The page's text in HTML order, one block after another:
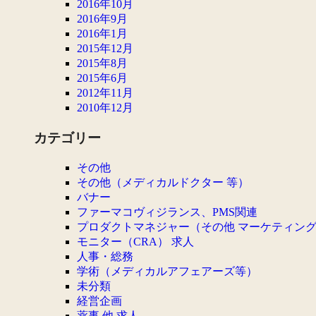
2016年10月
2016年9月
2016年1月
2015年12月
2015年8月
2015年6月
2012年11月
2010年12月
カテゴリー
その他
その他（メディカルドクター 等）
バナー
ファーマコヴィジランス、PMS関連
プロダクトマネジャー（その他 マーケティン
モニター（CRA） 求人
人事・総務
学術（メディカルアフェアーズ等）
未分類
経営企画